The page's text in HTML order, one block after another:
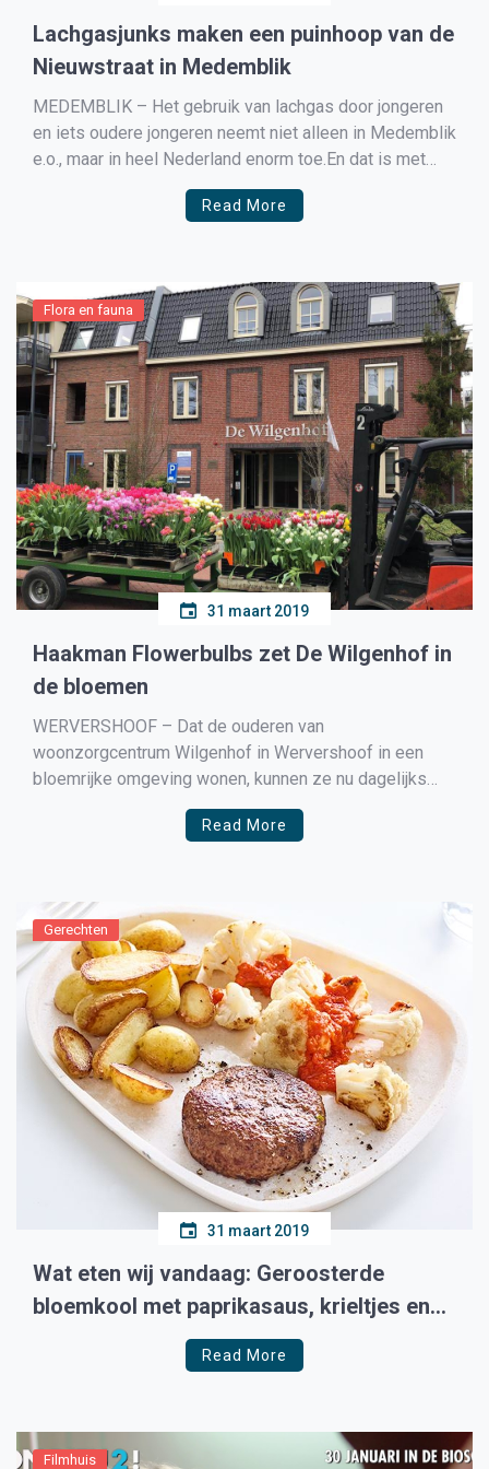
Lachgasjunks maken een puinhoop van de
Nieuwstraat in Medemblik
MEDEMBLIK – Het gebruik van lachgas door jongeren
en iets oudere jongeren neemt niet alleen in Medemblik
e.o., maar in heel Nederland enorm toe.En dat is met
grote regelmaat ook te zien in de Nieuwstraat in
Medemblik waar elk weekend volop lachgas wordt
Read More
Flora en fauna
31 maart 2019
Haakman Flowerbulbs zet De Wilgenhof in
de bloemen
WERVERSHOOF – Dat de ouderen van
woonzorgcentrum Wilgenhof in Wervershoof in een
bloemrijke omgeving wonen, kunnen ze nu dagelijks
weer zien. Haakman Flowerbulbs heeft de binnentuin
vandaag opgefleurd met een zee aan tulpen. En
Read More
Gerechten
31 maart 2019
Wat eten wij vandaag: Geroosterde
bloemkool met paprikasaus, krieltjes en
Read More
Filmhuis